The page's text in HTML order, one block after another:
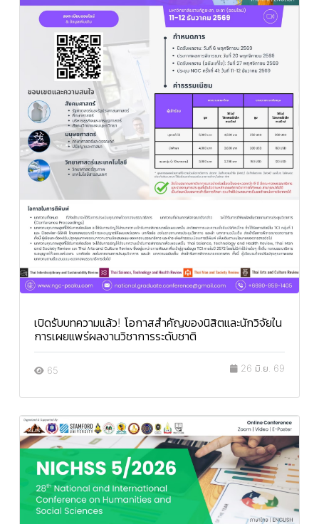
เปิดรับบทความแล้ว! โอกาสสำคัญของนิสิตและนักวิจัยใน
การเผยแพร่ผลงานวิชาการระดับชาติ
65 26 มิ.ย. 69